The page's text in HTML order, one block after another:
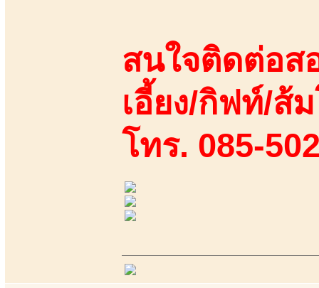
สนใจติดต่อส
เอี้ยง/กิฟท์/ส้
โทร. 085-